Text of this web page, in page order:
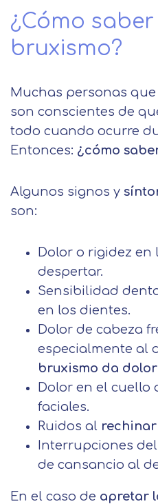
¿Cómo
bruxismo?
Muchas personas
son conscientes de
todo cuando ocurre
Entonces: ¿cómo
Algunos signos y
son:
Dolor o rigidez
despertar.
Sensibilidad
en los dientes.
Dolor de cabeza
especialmente al
bruxismo da
Dolor en el cuello
faciales.
Ruidos al
Interrupciones
de cansancio al
En el caso de apretar